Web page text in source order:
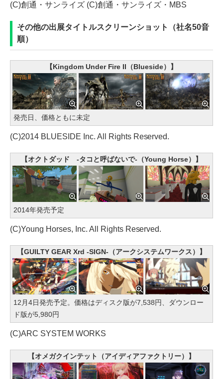
(C)創通・サンライズ (C)創通・サンライズ・MBS
その他の出展タイトルスクリーンショット（社名50音
順）
【Kingdom Under Fire II（Blueside）】
発売日、価格ともに未定
(C)2014 BLUESIDE Inc. All Rights Reserved.
【オクトダッド -タコと呼ばないで-（Young Horse）】
2014年発売予定
(C)Young Horses, Inc. All Rights Reserved.
【GUILTY GEAR Xrd -SIGN-（アークシステムワークス）】
12月4日発売予定。価格はディスク版が7,538円、ダウンロー
ド版が5,980円
(C)ARC SYSTEM WORKS
【オメガクインテット（アイディアファクトリー）】